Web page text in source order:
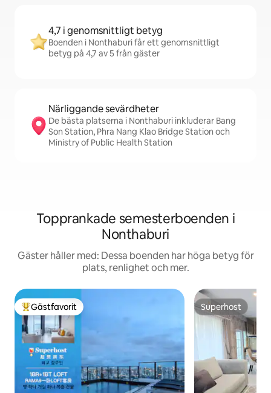
4,7 i genomsnittligt betyg
Boenden i Nonthaburi får ett genomsnittligt
betyg på 4,7 av 5 från gäster
Närliggande sevärdheter
De bästa platserna i Nonthaburi inkluderar Bang
Son Station, Phra Nang Klao Bridge Station och
Ministry of Public Health Station
Topprankade semesterboenden i
Nonthaburi
Gäster håller med: Dessa boenden har höga betyg för
plats, renlighet och mer.
Populär gästfavorit
Gästfavorit Superhost
Superhost